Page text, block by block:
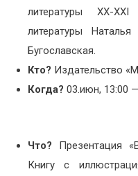
литературы ХХ-ХХI
литературы
Бугославская.
Кто? Издательство
Когда? 03.июн, 13:00
Что? Презентация
Книгу с